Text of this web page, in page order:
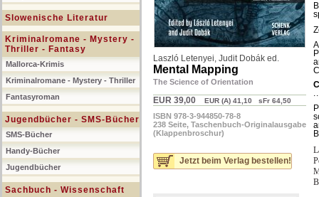
Slowenische Literatur
Kriminalromane - Mystery -
Thriller - Fantasy
Mallorca-Krimis
Kriminalromane - Mystery - Thriller
Fantasyroman
Jugendbücher - SMS-Bücher
SMS-Bücher
Handy-Bücher
Jugendbücher
Sachbuch - Wissenschaft
Laszló Letenyei, Judit Dobák ed.
Mental Mapping
The Science of Orientation
EUR 39,00 EUR (A) 41,10 sFr 64,50
ISBN 978-3-944850-78-8
238 Seite, Taschenbuch-Originalausgabe
(Klappenbroschur)
Jetzt beim Verlag bestellen!
a